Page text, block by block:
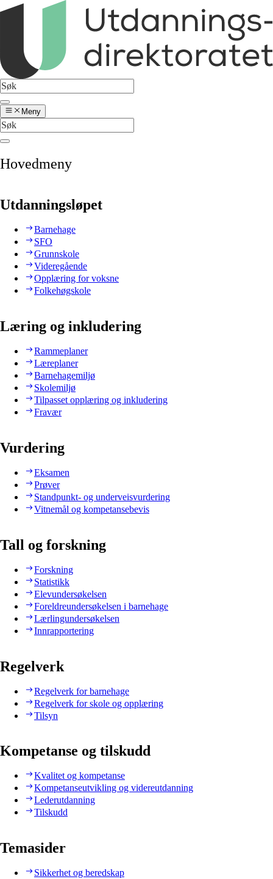
Meny
Hovedmeny
Utdanningsløpet
Barnehage
SFO
Grunnskole
Videregående
Opplæring for voksne
Folkehøgskole
Læring og inkludering
Rammeplaner
Læreplaner
Barnehagemiljø
Skolemiljø
Tilpasset opplæring og inkludering
Fravær
Vurdering
Eksamen
Prøver
Standpunkt- og underveisvurdering
Vitnemål og kompetansebevis
Tall og forskning
Forskning
Statistikk
Elevundersøkelsen
Foreldreundersøkelsen i barnehage
Lærlingundersøkelsen
Innrapportering
Regelverk
Regelverk for barnehage
Regelverk for skole og opplæring
Tilsyn
Kompetanse og tilskudd
Kvalitet og kompetanse
Kompetanseutvikling og videreutdanning
Lederutdanning
Tilskudd
Temasider
Sikkerhet og beredskap